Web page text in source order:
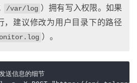
/var/log ）拥有写入权限。如果
，建议修改为用户目录下的路径
）。
信息的细节